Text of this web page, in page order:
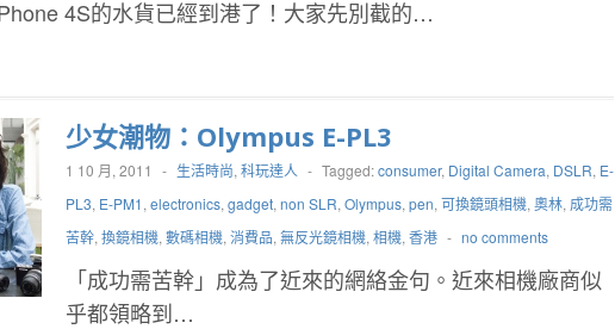
4S的水貨已經到港了！大家先別截的…
少女潮物：Olympus E-PL3
1 10 月, 2011 - 生活時尚, 科玩達人 - Tagged:consumer, Digital Camera, DSLR, E-
PL3, E-PM1, electronics, gadget, non SLR, Olympus, pen, 可換鏡頭相機, 奧林, 成功需
苦幹, 換鏡相機, 數碼相機, 消費品, 無反光鏡相機, 相機, 香港 - no comments
「成功需苦幹」成為了近來的網絡金句。近來相機廠商似
乎都領略到…